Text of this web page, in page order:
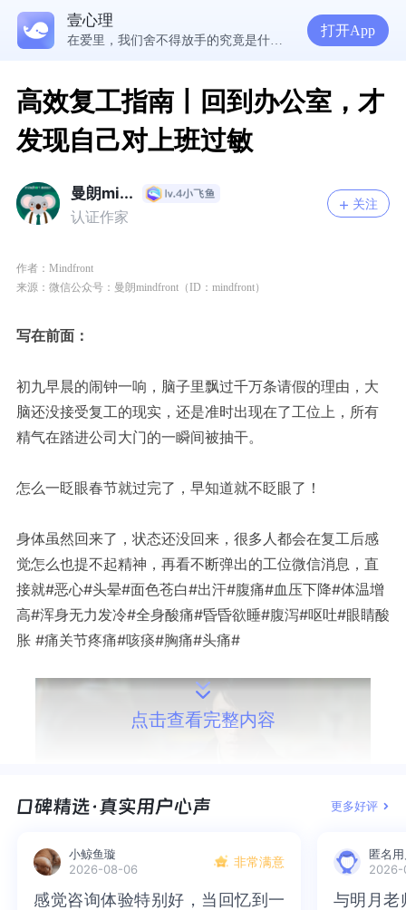
壹心理
5300万人在这里获得专业心理帮助
打开App
高效复工指南丨回到办公室，才
发现自己对上班过敏
曼朗mi...
认证作家
关注
作者： Mindfront
来源：微信公众号：曼朗mindfront（ID：mindfront）
写在前面：
初九早晨的闹钟一响，脑子里飘过千万条请假的理由， 大
脑还没接受复工的现实，还是准时出现在了工位上 ，所有
精气在踏进公司大门的一瞬间被抽干。
怎么一眨眼春节就过完了，早知道就不眨眼了！
身体虽然回来了，状态还没回来，很多人都会在复工后感
觉怎么也提不起精神，再看不断弹出的工位微信消息，直
接就#恶心#头晕#面色苍白#出汗#腹痛#血压下降#体温增
高#浑身无力发冷#全身酸痛#昏昏欲睡#腹泻#呕吐#眼睛酸
胀 #痛关节疼痛#咳痰#胸痛#头痛#
点击查看完整内容
更多好评
小鲸鱼璇
2026-08-06
非常满意
感觉咨询体验特别好，当回忆到一
感觉咨询体验特别好，当回忆到一
匿名
2026-
与明月老
与明月老